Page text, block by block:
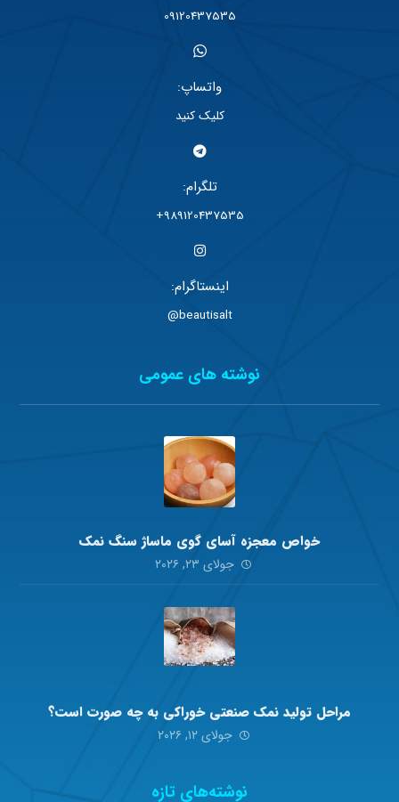
09120437535
واتساپ:
کلیک کنید
تلگرام:
989120437535+
اینستاگرام:
beautisalt@
نوشته های عمومی
خواص معجزه آسای گوی ماساژ سنگ نمک
جولای ۲۳, ۲۰۲۶
مراحل تولید نمک صنعتی خوراکی به چه صورت است؟
جولای ۱۲, ۲۰۲۶
نوشته‌های تازه